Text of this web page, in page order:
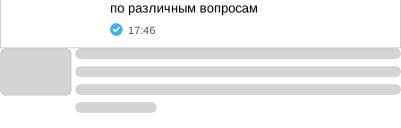
по различным вопросам
17:46